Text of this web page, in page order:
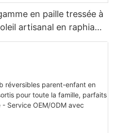
en paille tressée à
artisanal en raphia
de villégiature